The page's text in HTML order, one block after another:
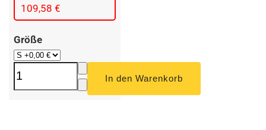
109,58 €
Größe